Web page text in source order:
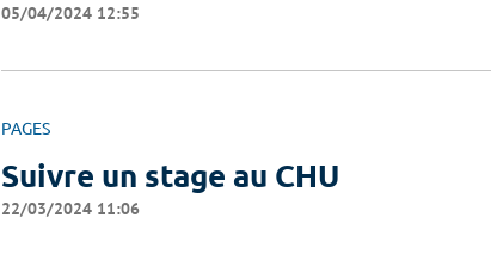
05/04/2024 12:55
PAGES
Suivre un stage au CHU
22/03/2024 11:06